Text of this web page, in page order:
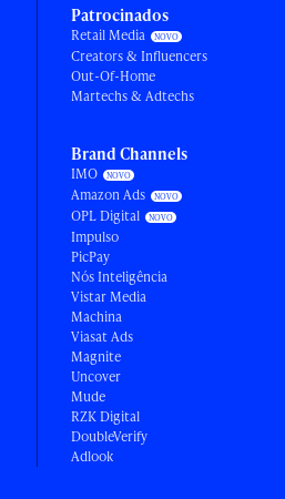
Patrocinados
Retail Media
Creators & Influencers
Out-Of-Home
Martechs & Adtechs
Brand Channels
IMO
Amazon Ads
OPL Digital
Impulso
PicPay
Nós Inteligência
Vistar Media
Machina
Viasat Ads
Magnite
Uncover
Mude
RZK Digital
DoubleVerify
Adlook